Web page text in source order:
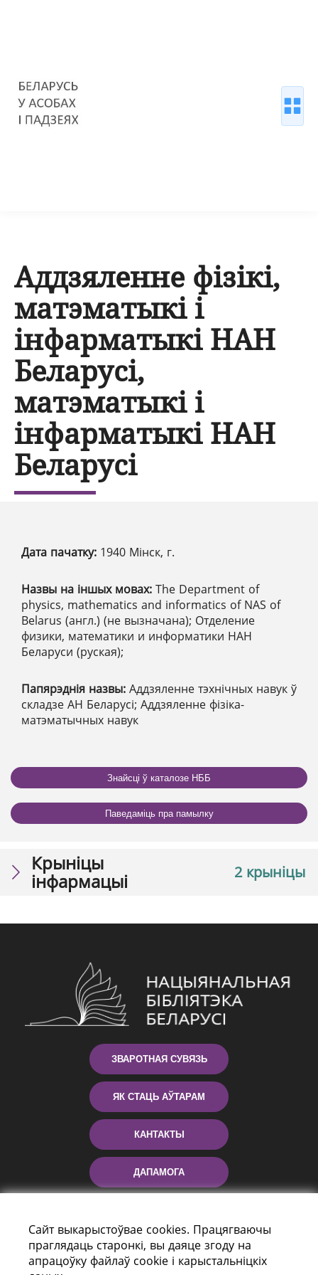
Аддзяленне фізікі,
матэматыкі і
інфарматыкі НАН
Беларусі,
матэматыкі і
інфарматыкі НАН
Беларусі
Дата пачатку: 1940 Мінск, г.
Назвы на іншых мовах: The Department of
physics, mathematics and informatics of NAS of
Belarus (англ.) (не вызначана); Отделение
физики, математики и информатики НАН
Беларуси (руская);
Папярэднія назвы: Аддзяленне тэхнічных навук ў
складзе АН Беларусі; Аддзяленне фізіка-
матэматычных навук
Знайсці ў каталозе НББ
Паведаміць пра памылку
2 крыніцы
Крыніцы
інфармацыі
ЗВАРОТНАЯ СУВЯЗЬ
ЯК СТАЦЬ АЎТАРАМ
КАНТАКТЫ
ДАПАМОГА
Сайт выкарыстоўвае cookies. Працягваючы
праглядаць старонкі, вы даяце згоду на
апрацоўку файлаў cookie і карыстальніцкіх